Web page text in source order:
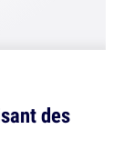
des